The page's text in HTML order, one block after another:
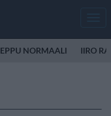
EPPU NORMAALI IIRO